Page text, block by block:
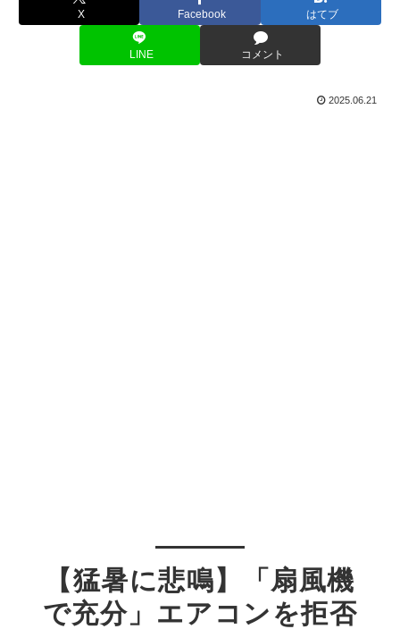
X Facebook はてブ
LINE コメント
2025.06.21
【猛暑に悲鳴】「扇風機
で充分」エアコンを拒否